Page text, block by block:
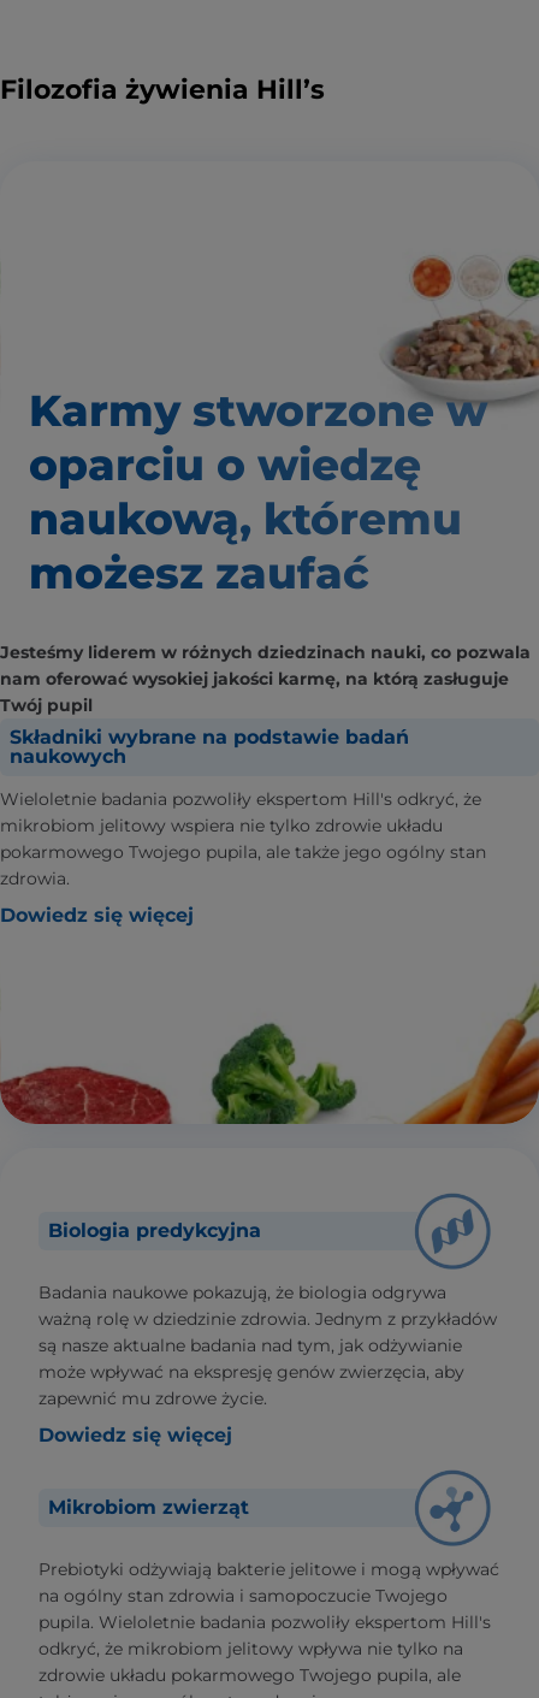
Filozofia żywienia Hill’s
Karmy stworzone w
oparciu o wiedzę
naukową, któremu
możesz zaufać
Jesteśmy liderem w różnych dziedzinach nauki, co pozwala
nam oferować wysokiej jakości karmę, na którą zasługuje
Twój pupil
Składniki wybrane na podstawie badań
naukowych
Wieloletnie badania pozwoliły ekspertom Hill's odkryć, że
mikrobiom jelitowy wspiera nie tylko zdrowie układu
pokarmowego Twojego pupila, ale także jego ogólny stan
zdrowia.
Dowiedz się więcej
Biologia predykcyjna
Badania naukowe pokazują, że biologia odgrywa
ważną rolę w dziedzinie zdrowia. Jednym z przykładów
są nasze aktualne badania nad tym, jak odżywianie
może wpływać na ekspresję genów zwierzęcia, aby
zapewnić mu zdrowe życie.
Dowiedz się więcej
Mikrobiom zwierząt
Prebiotyki odżywiają bakterie jelitowe i mogą wpływać
na ogólny stan zdrowia i samopoczucie Twojego
pupila. Wieloletnie badania pozwoliły ekspertom Hill's
odkryć, że mikrobiom jelitowy wpływa nie tylko na
zdrowie układu pokarmowego Twojego pupila, ale